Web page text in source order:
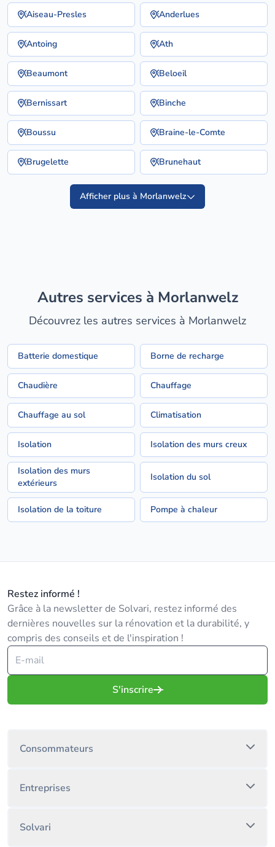
Aiseau-Presles Anderlues
Antoing Ath
Beaumont Beloeil
Bernissart Binche
Boussu Braine-le-Comte
Brugelette Brunehaut
Afficher plus à Morlanwelz
Autres services à Morlanwelz
Découvrez les autres services à Morlanwelz
Batterie domestique Borne de recharge
Chaudière Chauffage
Chauffage au sol Climatisation
Isolation Isolation des murs creux
Isolation des murs
extérieurs
Isolation du sol
Isolation de la toiture Pompe à chaleur
Restez informé !
Grâce à la newsletter de Solvari, restez informé des
dernières nouvelles sur la rénovation et la durabilité, y
compris des conseils et de l'inspiration !
S'inscrire
Consommateurs
Entreprises
Solvari